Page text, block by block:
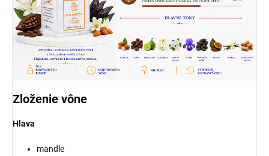
Zloženie vône
Hlava
mandle